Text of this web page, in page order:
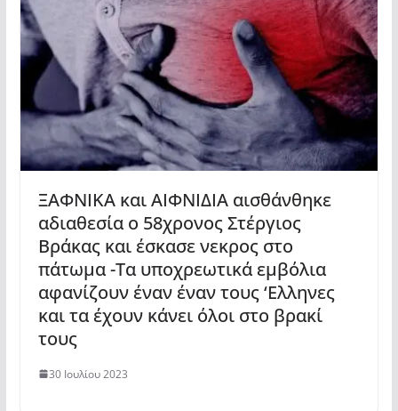
ΞΑΦΝΙΚΑ και ΑΙΦΝΙΔΙΑ αισθάνθηκε
αδιαθεσία ο 58χρονος Στέργιος
Βράκας και έσκασε νεκρος στο
πάτωμα -Τα υποχρεωτικά εμβόλια
αφανίζουν έναν έναν τους ‘Ελληνες
και τα έχουν κάνει όλοι στο βρακί
τους
30 Ιουλίου 2023